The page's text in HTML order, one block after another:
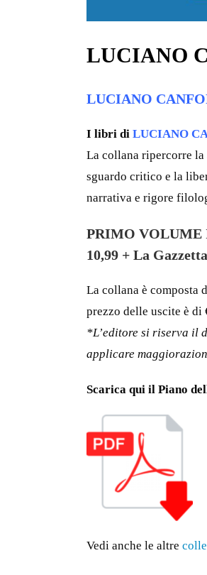
LUCIANO
LUCIANO
I libri di LUCIANO
La collana ripercorre
sguardo critico e la
narrativa e rigore
PRIMO VOLUME
10,99 + La
La collana è composta
prezzo delle uscite è di
*L’editore si riserva il
applicare
Scarica qui il Piano
Vedi anche le altre